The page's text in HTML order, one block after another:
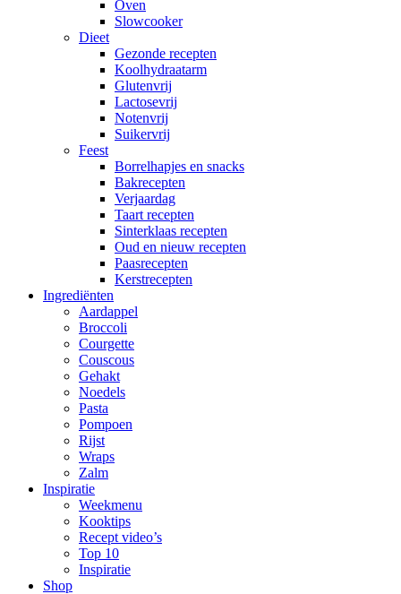
Oven
Slowcooker
Dieet
Gezonde recepten
Koolhydraatarm
Glutenvrij
Lactosevrij
Notenvrij
Suikervrij
Feest
Borrelhapjes en snacks
Bakrecepten
Verjaardag
Taart recepten
Sinterklaas recepten
Oud en nieuw recepten
Paasrecepten
Kerstrecepten
Ingrediënten
Aardappel
Broccoli
Courgette
Couscous
Gehakt
Noedels
Pasta
Pompoen
Rijst
Wraps
Zalm
Inspiratie
Weekmenu
Kooktips
Recept video’s
Top 10
Inspiratie
Shop